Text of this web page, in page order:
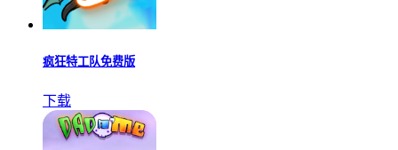
疯狂特工队免费版
下载